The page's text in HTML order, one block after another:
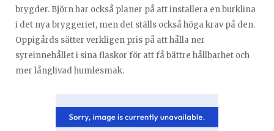
brygder. Björn har också planer på att installera en burklina
i det nya bryggeriet, men det ställs också höga krav på den.
Oppigårds sätter verkligen pris på att hålla ner
syreinnehållet i sina flaskor för att få bättre hållbarhet och
mer långlivad humlesmak.